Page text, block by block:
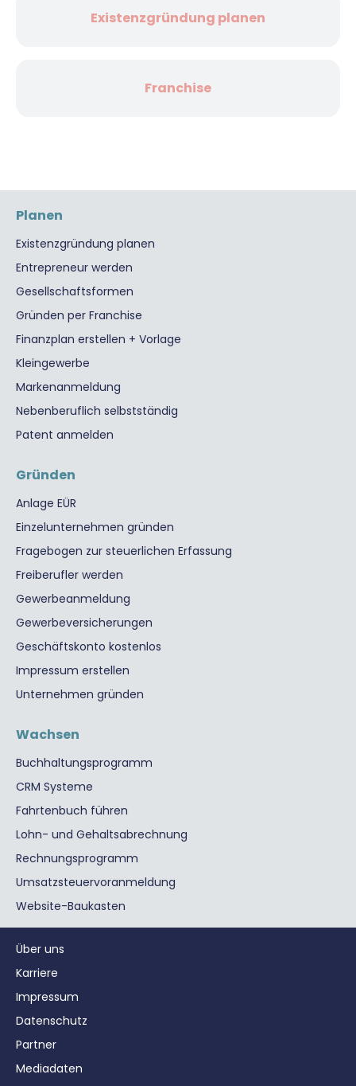
Existenzgründung planen
Franchise
Planen
Existenzgründung planen
Entrepreneur werden
Gesellschaftsformen
Gründen per Franchise
Finanzplan erstellen + Vorlage
Kleingewerbe
Markenanmeldung
Nebenberuflich selbstständig
Patent anmelden
Gründen
Anlage EÜR
Einzelunternehmen gründen
Fragebogen zur steuerlichen Erfassung
Freiberufler werden
Gewerbeanmeldung
Gewerbeversicherungen
Geschäftskonto kostenlos
Impressum erstellen
Unternehmen gründen
Wachsen
Buchhaltungsprogramm
CRM Systeme
Fahrtenbuch führen
Lohn- und Gehaltsabrechnung
Rechnungsprogramm
Umsatzsteuervoranmeldung
Website-Baukasten
Über uns
Karriere
Impressum
Datenschutz
Partner
Mediadaten